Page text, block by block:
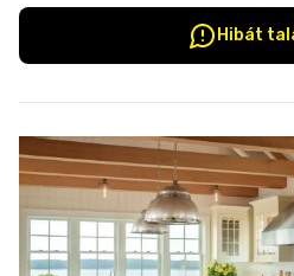
Hibát